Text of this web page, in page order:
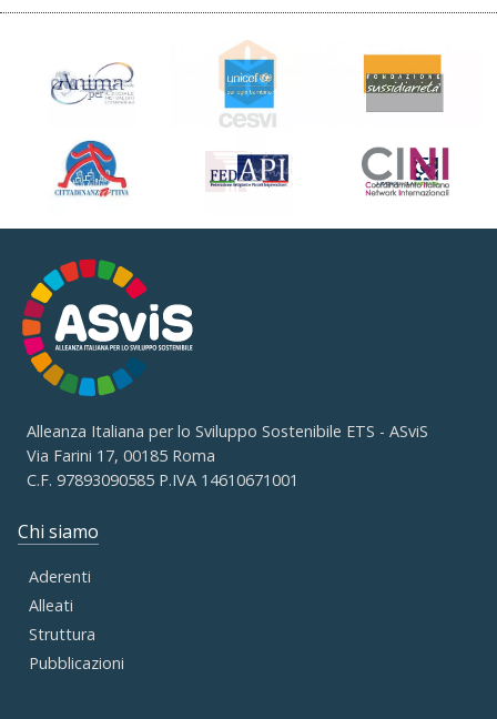
Alleanza Italiana per lo Sviluppo Sostenibile ETS - ASviS
Via Farini 17, 00185 Roma
C.F. 97893090585 P.IVA 14610671001
Chi siamo
Aderenti
Alleati
Struttura
Pubblicazioni